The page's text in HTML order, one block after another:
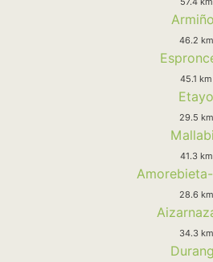
46.2 km
45.1 km
Etayo
29.5 km
41.3 km
28.6 km
34.3 km